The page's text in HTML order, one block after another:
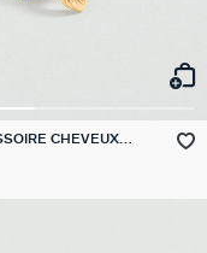
CHEVEUX